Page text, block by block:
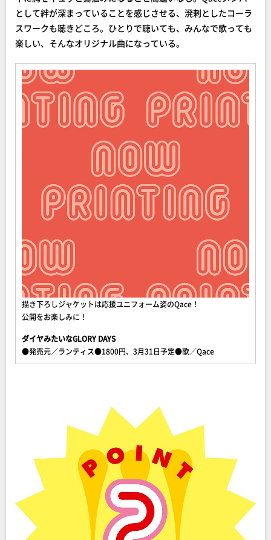
として絆が深まっていることを感じさせる、溌剌としたコーラ
スワークも聴きどころ。ひとりで聴いても、みんなで歌っても
楽しい、そんなオリジナル曲になっている。
描き下ろしジャケットは応援ユニフォーム姿のQace！
公開をお楽しみに！
ダイヤみたいなGLORY DAYS
●発売元／ランティス●1800円、3月31日予定●歌／Qace